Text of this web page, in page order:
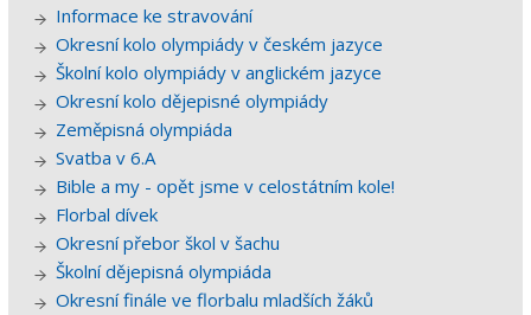
Informace ke stravování
Okresní kolo olympiády v českém jazyce
Školní kolo olympiády v anglickém jazyce
Okresní kolo dějepisné olympiády
Zeměpisná olympiáda
Svatba v 6.A
Bible a my - opět jsme v celostátním kole!
Florbal dívek
Okresní přebor škol v šachu
Školní dějepisná olympiáda
Okresní finále ve florbalu mladších žáků